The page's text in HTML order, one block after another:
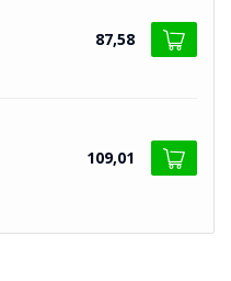
87,58
109,01